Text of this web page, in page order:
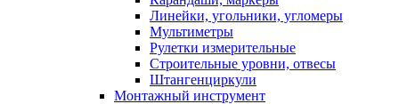
Линейки, угольники, угломеры
Мультиметры
Рулетки измерительные
Строительные уровни, отвесы
Штангенциркули
Монтажный инструмент